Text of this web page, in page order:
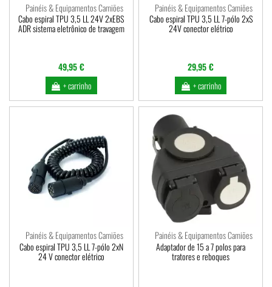
Painéis & Equipamentos Camiões
Cabo espiral TPU 3,5 LL 24V 2xEBS
ADR sistema eletrônico de travagem
49,95 €
+ carrinho
Painéis & Equipamentos Camiões
Cabo espiral TPU 3,5 LL 7-pólo 2xS
24V conector elétrico
29,95 €
+ carrinho
Painéis & Equipamentos Camiões
Cabo espiral TPU 3,5 LL 7-pólo 2xN
24 V conector elétrico
Painéis & Equipamentos Camiões
Adaptador de 15 a 7 polos para
tratores e reboques